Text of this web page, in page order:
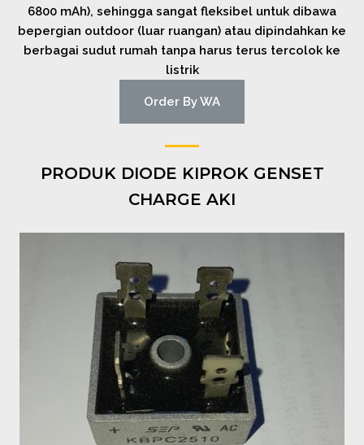
6800 mAh), sehingga sangat fleksibel untuk dibawa
bepergian outdoor (luar ruangan) atau dipindahkan ke
berbagai sudut rumah tanpa harus terus tercolok ke
listrik
Order By WA
PRODUK DIODE KIPROK GENSET
CHARGE AKI